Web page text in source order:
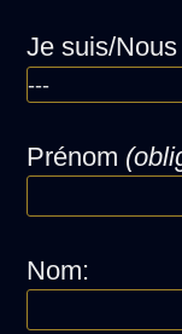
Je suis/
Prénom
Nom: